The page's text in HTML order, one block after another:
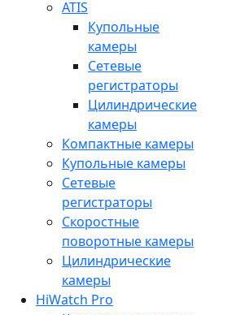
ATIS
Купольные
камеры
Сетевые
регистраторы
Цилиндрические
камеры
Компактные камеры
Купольные камеры
Сетевые
регистраторы
Скоростные
поворотные камеры
Цилиндрические
камеры
HiWatch Pro